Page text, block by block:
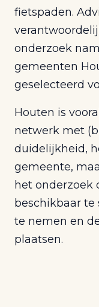
fietspaden.
onderzoek
gemeenten
geselecteerd
Houten is
netwerk met
duidelijkheid,
gemeente,
het onderzoek
beschikbaar te
te nemen en
plaatsen.